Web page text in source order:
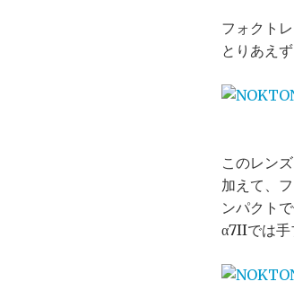
フォクト
とりあえ
このレン
加えて、
ンパクト
α7IIでは手